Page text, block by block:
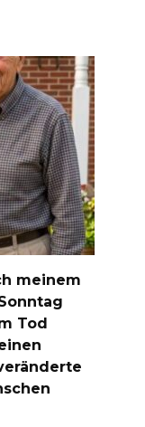
meinem
Tod